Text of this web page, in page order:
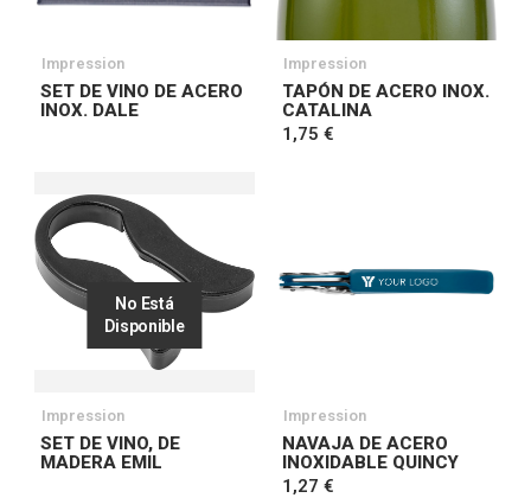
Impression
SET DE VINO DE ACERO
INOX. DALE
Impression
TAPÓN DE ACERO INOX.
CATALINA
1,75 €
No Está
Disponible
Impression
SET DE VINO, DE
MADERA EMIL
Impression
NAVAJA DE ACERO
INOXIDABLE QUINCY
1,27 €